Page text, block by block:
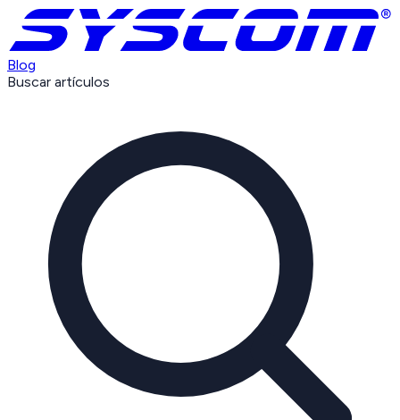
Blog
Buscar artículos